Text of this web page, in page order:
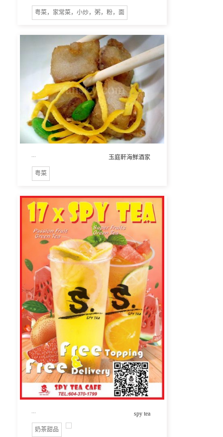
粤菜，家常菜，小炒，粥，粉，面
玉庭軒海鮮酒家
粤菜
spy tea
...
奶茶甜品